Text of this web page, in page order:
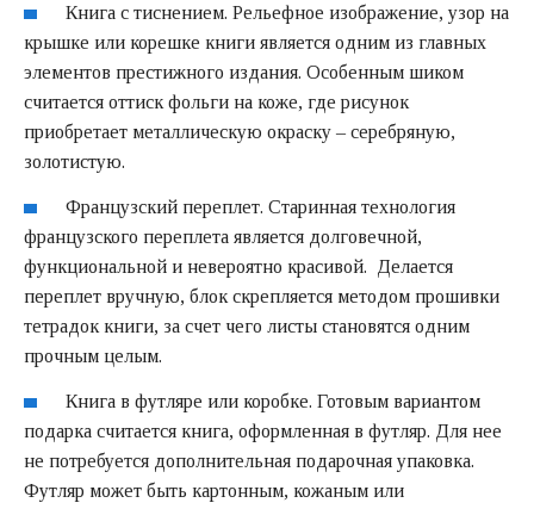
Книга с тиснением. Рельефное изображение, узор на
крышке или корешке книги является одним из главных
элементов престижного издания. Особенным шиком
считается оттиск фольги на коже, где рисунок
приобретает металлическую окраску – серебряную,
золотистую.
Французский переплет. Старинная технология
французского переплета является долговечной,
функциональной и невероятно красивой. Делается
переплет вручную, блок скрепляется методом прошивки
тетрадок книги, за счет чего листы становятся одним
прочным целым.
Книга в футляре или коробке. Готовым вариантом
подарка считается книга, оформленная в футляр. Для нее
не потребуется дополнительная подарочная упаковка.
Футляр может быть картонным, кожаным или